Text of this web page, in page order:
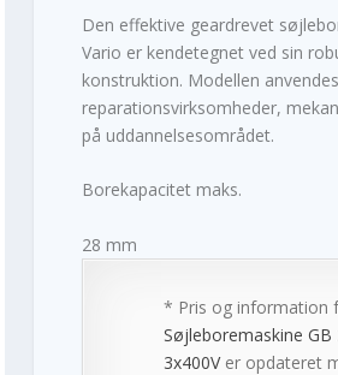
Den effektive geardrevet
Vario er kendetegnet ved sin
konstruktion. Modellen
reparationsvirksomheder,
på uddannelsesområdet.
Borekapacitet maks.
28 mm
* Pris og information
Søjleboremaskine GB
3x400Ver opdateret